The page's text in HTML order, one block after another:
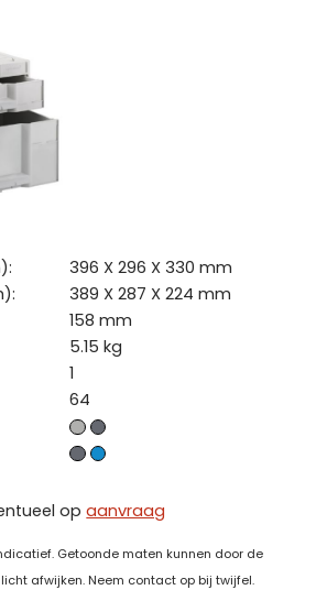
396 X 296 X 330 mm
389 X 287 X 224 mm
158 mm
5.15 kg
1
64
opaanvraag
Getoonde maten kunnen door de
afwijken. Neem contact op bij twijfel.